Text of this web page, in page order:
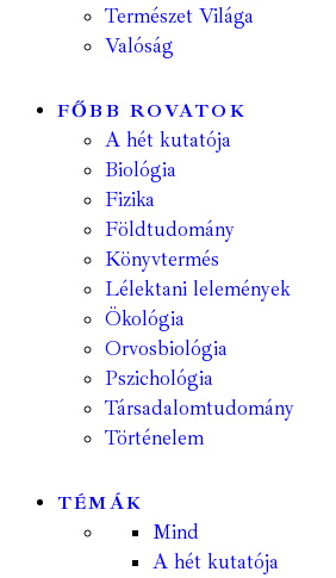
Természet Világa
Valóság
FŐBB ROVATOK
A hét kutatója
Biológia
Fizika
Földtudomány
Könyvtermés
Lélektani lelemények
Ökológia
Orvosbiológia
Pszichológia
Társadalomtudomány
Történelem
TÉMÁK
Mind
A hét kutatója